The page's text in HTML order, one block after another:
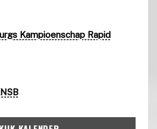
Kampioenschap Rapid